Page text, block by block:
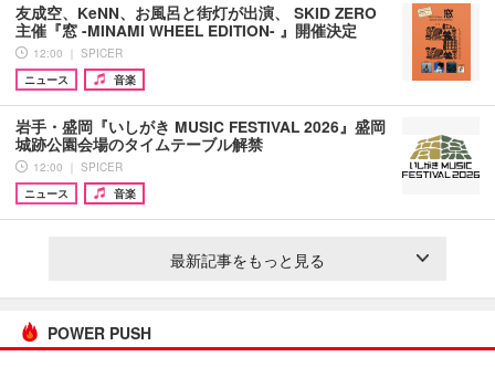
友成空、KeNN、お風呂と街灯が出演、 SKID ZERO
主催『窓 -MINAMI WHEEL EDITION- 』開催決定
12:00 ｜ SPICER
ニュース
音楽
岩手・盛岡『いしがき MUSIC FESTIVAL 2026』盛岡
城跡公園会場のタイムテーブル解禁
12:00 ｜ SPICER
ニュース
音楽
最新記事をもっと見る
POWER PUSH